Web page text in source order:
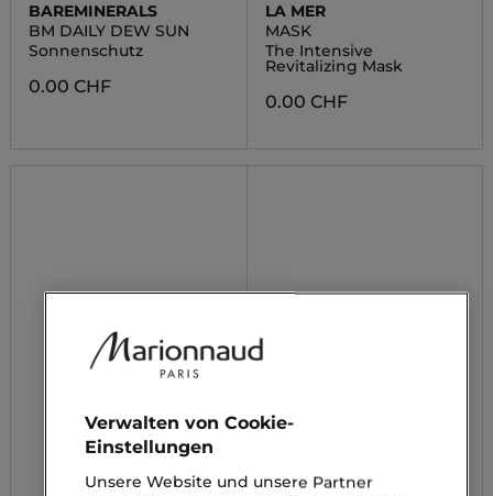
BAREMINERALS
BM DAILY DEW SUN
Sonnenschutz
0.00 CHF
LA MER
MASK
The Intensive
Revitalizing Mask
0.00 CHF
Verwalten von Cookie-
Einstellungen
Unsere Website und unsere Partner